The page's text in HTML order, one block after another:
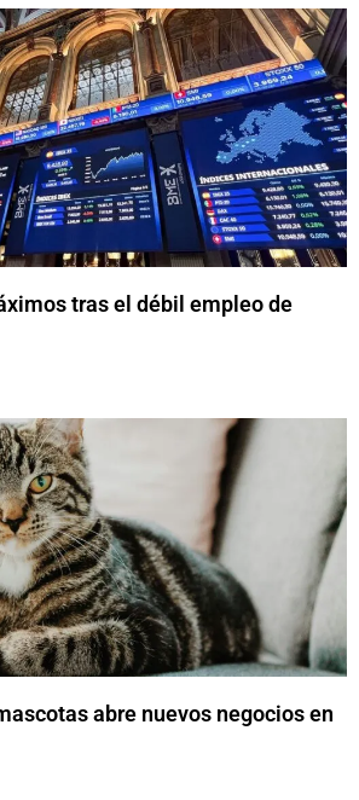
tras el débil empleo de
abre nuevos negocios en